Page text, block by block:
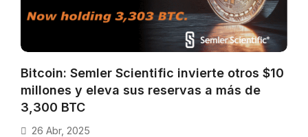
Bitcoin: Semler Scientific invierte otros $10
millones y eleva sus reservas a más de
3,300 BTC
26 Abr, 2025